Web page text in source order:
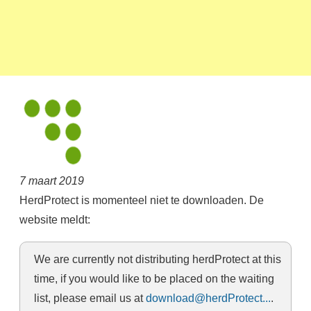
7 maart 2019
HerdProtect is momenteel niet te downloaden. De
website meldt:
We are currently not distributing herdProtect at this
time, if you would like to be placed on the waiting
list, please email us atdownload@herdProtect....